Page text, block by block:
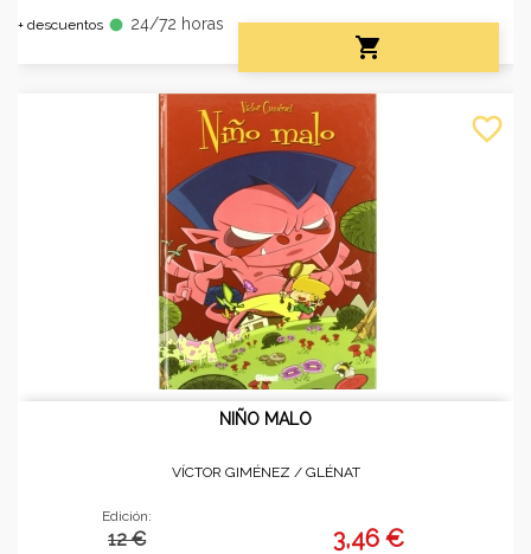
+ descuentos fiber_manual_record 24/72 horas

NIÑO MALO
VÍCTOR GIMÉNEZ / GLÉNAT
Edición:
12 € 3,46 €
favorite_border